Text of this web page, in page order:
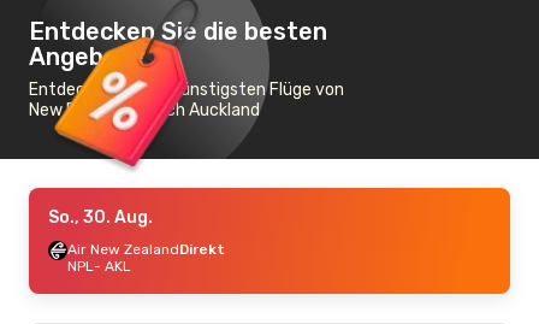
Entdecken Sie die besten
Angebote
Entdecken Sie die günstigsten Flüge von
New Plymouth nach Auckland
So., 30. Aug.
Air New ZealandDirekt
NPL- AKL